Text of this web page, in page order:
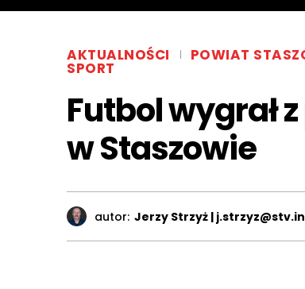
AKTUALNOŚCI POWIAT
SPORT
Futbol wygrał
w Staszowie
autor: Jerzy Strzyż |